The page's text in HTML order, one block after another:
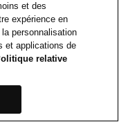
et des
expérience en
personnalisation
et applications de
relative